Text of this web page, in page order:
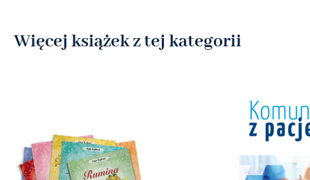
Więcej książek z tej kategorii